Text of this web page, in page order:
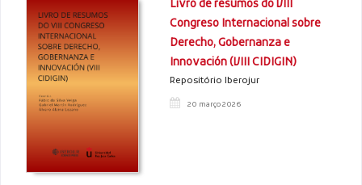
Livro de resumos do VIII
Congreso Internacional sobre
Derecho, Gobernanza e
Innovación (VIII CIDIGIN)
Repositório Iberojur
20 março 2026